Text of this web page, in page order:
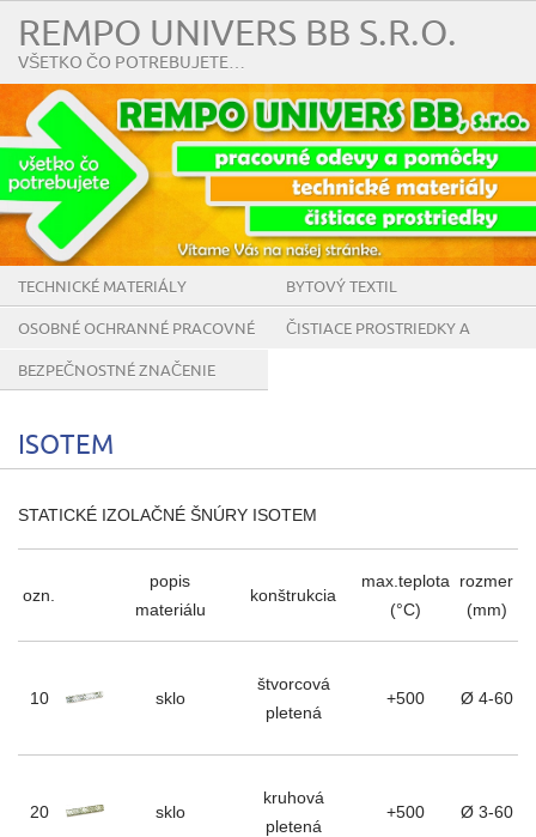
REMPO UNIVERS BB S.R.O.
VŠETKO ČO POTREBUJETE…
TECHNICKÉ MATERIÁLY BYTOVÝ TEXTIL
OSOBNÉ OCHRANNÉ PRACOVNÉ
POMÔCKY
ČISTIACE PROSTRIEDKY A
BEZPEČNOSTNÉ ZNAČENIE
ISOTEM
STATICKÉ IZOLAČNÉ ŠNÚRY ISOTEM
ozn.
popis
materiálu
konštrukcia
max.teplota
(°C)
rozmer
(mm)
10 sklo
štvorcová
pletená
+500 Ø 4-60
20 sklo
kruhová
pletená
+500 Ø 3-60